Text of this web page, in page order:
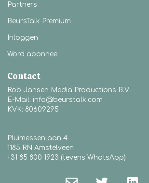
Partners
BeursTalk Premium
Inloggen
Word abonnee
Contact
Rob Jansen Media Productions B.V.
E-Mail: info@beurstalk.com
KVK: 80609295
Pluimessenlaan 4
1185 RN Amstelveen
+31 85 800 1923 (tevens WhatsApp)